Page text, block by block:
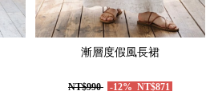
漸層度假風長裙
NT$990 -12% NT$871